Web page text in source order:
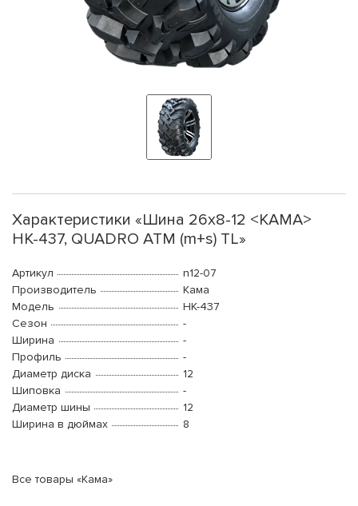
Характеристики «Шина 26х8-12 <КАМА>
НК-437, QUADRO ATM (m+s) TL»
Артикул
n12-07
Производитель
Кама
Модель
НК-437
Сезон
-
Ширина
-
Профиль
-
Диаметр диска
12
Шиповка
-
Диаметр шины
12
Ширина в дюймах
8
Все товары «Кама»